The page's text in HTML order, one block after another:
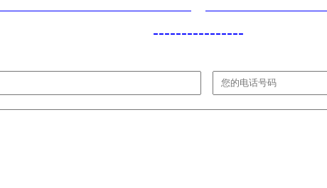
----------------